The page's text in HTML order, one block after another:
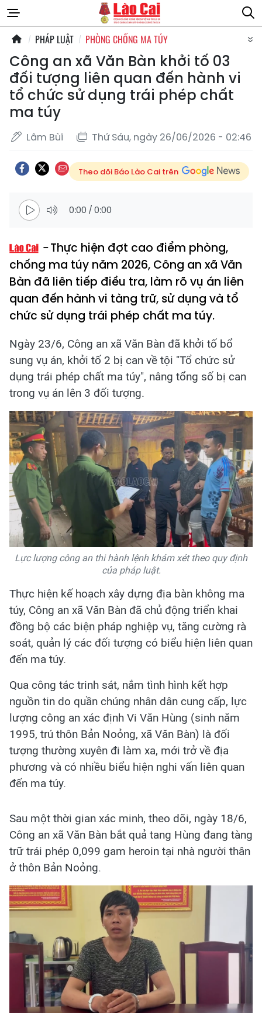
PHÁP LUẬT PHÒNG CHỐNG MA TÚY
Công an xã Văn Bàn khởi tố 03
đối tượng liên quan đến hành vi
tổ chức sử dụng trái phép chất
ma túy
Lâm Bùi Thứ Sáu, ngày 26/06/2026 - 02:46
Theo dõi Báo Lào Cai trên
0:00 /0:00
Thực hiện đợt cao điểm phòng,
chống ma túy năm 2026, Công an xã Văn
Bàn đã liên tiếp điều tra, làm rõ vụ án liên
quan đến hành vi tàng trữ, sử dụng và tổ
chức sử dụng trái phép chất ma túy.
Ngày 23/6, Công an xã Văn Bàn đã khởi tố bổ
sung vụ án, khởi tố 2 bị can về tội "Tổ chức sử
dụng trái phép chất ma túy", nâng tổng số bị can
trong vụ án lên 3 đối tượng.
Lực lượng công an thi hành lệnh khám xét theo quy định
của pháp luật.
Thực hiện kế hoạch xây dựng địa bàn không ma
túy, Công an xã Văn Bàn đã chủ động triển khai
đồng bộ các biện pháp nghiệp vụ, tăng cường rà
soát, quản lý các đối tượng có biểu hiện liên quan
đến ma túy.
Qua công tác trinh sát, nắm tình hình kết hợp
nguồn tin do quần chúng nhân dân cung cấp, lực
lượng công an xác định Vi Văn Hùng (sinh năm
1995, trú thôn Bản Noỏng, xã Văn Bàn) là đối
tượng thường xuyên đi làm xa, mới trở về địa
phương và có nhiều biểu hiện nghi vấn liên quan
đến ma túy.
Sau một thời gian xác minh, theo dõi, ngày 18/6,
Công an xã Văn Bàn bắt quả tang Hùng đang tàng
trữ trái phép 0,099 gam heroin tại nhà người thân
ở thôn Bản Noỏng.